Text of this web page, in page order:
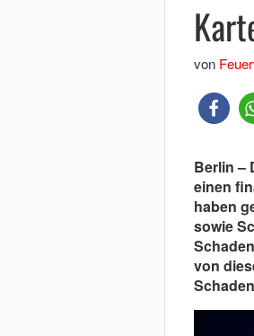
von
Berlin –
einen
haben
sowie
von